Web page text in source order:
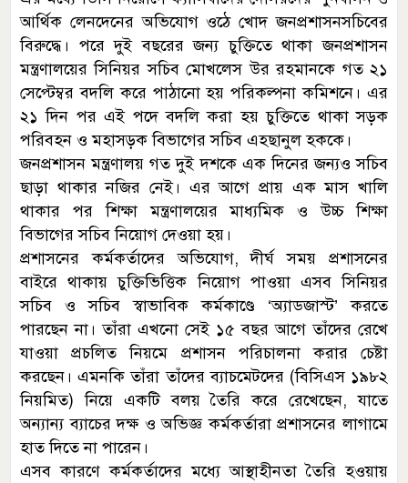
আর্থিক লেনদেনের অভিযোগ ওঠে খোদ জনপ্রশাসনসচিবের
বিরুদ্ধে। পরে দুই বছরের জন্য চুক্তিতে থাকা জনপ্রশাসন
মন্ত্রণালয়ের সিনিয়র সচিব মোখলেস উর রহমানকে গত ২১
সেপ্টেম্বর বদলি করে পাঠানো হয় পরিকল্পনা কমিশনে। এর
২১ দিন পর এই পদে বদলি করা হয় চুক্তিতে থাকা সড়ক
পরিবহন ও মহাসড়ক বিভাগের সচিব এহছানুল হককে।
জনপ্রশাসন মন্ত্রণালয় গত দুই দশকে এক দিনের জন্যও সচিব
ছাড়া থাকার নজির নেই। এর আগে প্রায় এক মাস খালি
থাকার পর শিক্ষা মন্ত্রণালয়ের মাধ্যমিক ও উচ্চ শিক্ষা
বিভাগের সচিব নিয়োগ দেওয়া হয়।
প্রশাসনের কর্মকর্তাদের অভিযোগ, দীর্ঘ সময় প্রশাসনের
বাইরে থাকায় চুক্তিভিত্তিক নিয়োগ পাওয়া এসব সিনিয়র
সচিব ও সচিব স্বাভাবিক কর্মকাণ্ডে ‘অ্যাডজাস্ট’ করতে
পারছেন না। তাঁরা এখনো সেই ১৫ বছর আগে তাঁদের রেখে
যাওয়া প্রচলিত নিয়মে প্রশাসন পরিচালনা করার চেষ্টা
করছেন। এমনকি তাঁরা তাঁদের ব্যাচমেটদের (বিসিএস ১৯৮২
নিয়মিত) নিয়ে একটি বলয় তৈরি করে রেখেছেন, যাতে
অন্যান্য ব্যাচের দক্ষ ও অভিজ্ঞ কর্মকর্তারা প্রশাসনের লাগামে
হাত দিতে না পারেন।
এসব কারণে কর্মকর্তাদের মধ্যে আস্থাহীনতা তৈরি হওয়ায়